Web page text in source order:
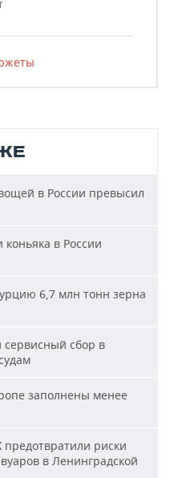
в России превысил
коньяка в России
6,7 млн тонн зерна
сбор в
заполнены менее
предотвратили риски
в Ленинградской